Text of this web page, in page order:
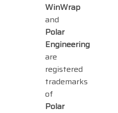
WinWrap
and
Polar
Engineering
are
registered
trademarks
of
Polar